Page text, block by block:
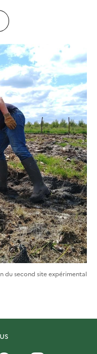
du second site expérimental